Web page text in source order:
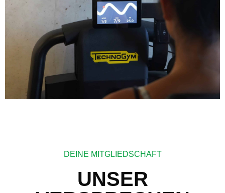
DEINE MITGLIEDSCHAFT
UNSER